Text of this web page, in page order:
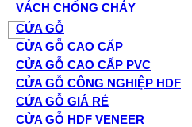
VÁCH CHỐNG CHÁY
CỬA GỖ
CỬA GỖ CAO CẤP
CỬA GỖ CAO CẤP PVC
CỬA GỖ CÔNG NGHIỆP HDF
CỬA GỖ GIÁ RẺ
CỬA GỖ HDF VENEER